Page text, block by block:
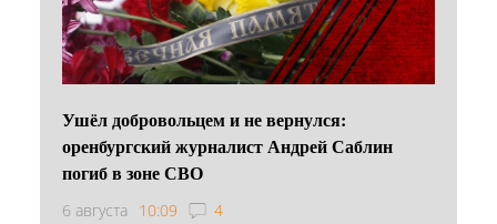
Ушёл добровольцем и не вернулся:
оренбургский журналист Андрей Саблин
погиб в зоне СВО
6 августа 10:09 4